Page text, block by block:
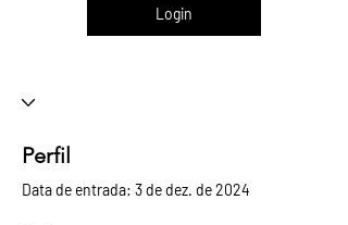
Login
Perfil
Data de entrada: 3 de dez. de 2024